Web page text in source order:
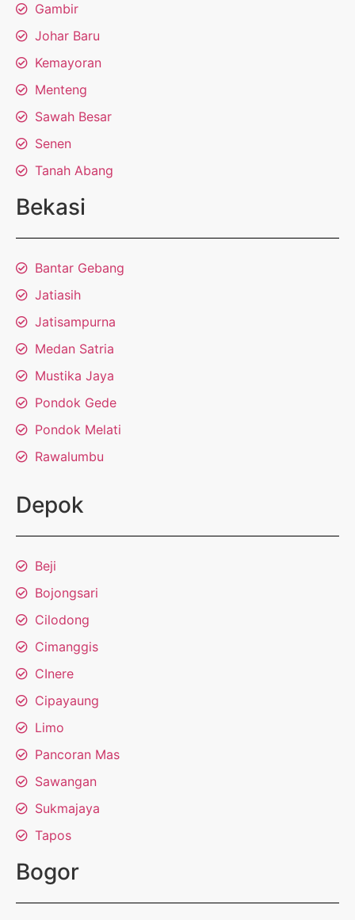
Gambir
Johar Baru
Kemayoran
Menteng
Sawah Besar
Senen
Tanah Abang
Bekasi
Bantar Gebang
Jatiasih
Jatisampurna
Medan Satria
Mustika Jaya
Pondok Gede
Pondok Melati
Rawalumbu
Depok
Beji
Bojongsari
Cilodong
Cimanggis
CInere
Cipayaung
Limo
Pancoran Mas
Sawangan
Sukmajaya
Tapos
Bogor